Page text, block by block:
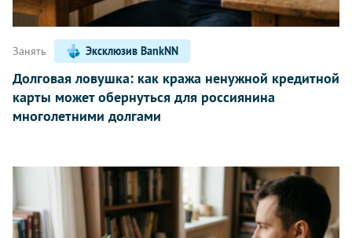
Занять Эксклюзив BankNN
Долговая ловушка: как кража ненужной кредитной
карты может обернуться для россиянина
многолетними долгами